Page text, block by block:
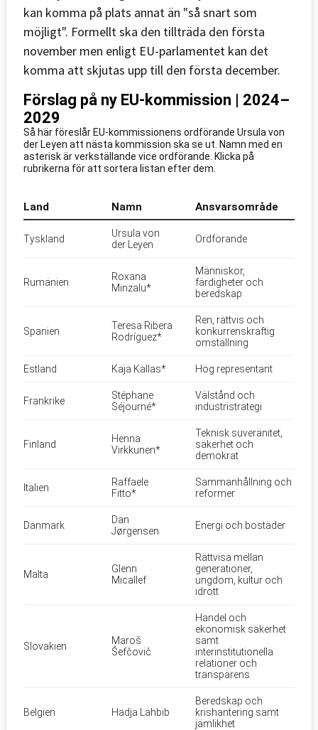
kan komma på plats annat än "så snart som
möjligt". Formellt ska den tillträda den första
november men enligt EU-parlamentet kan det
komma att skjutas upp till den första december.